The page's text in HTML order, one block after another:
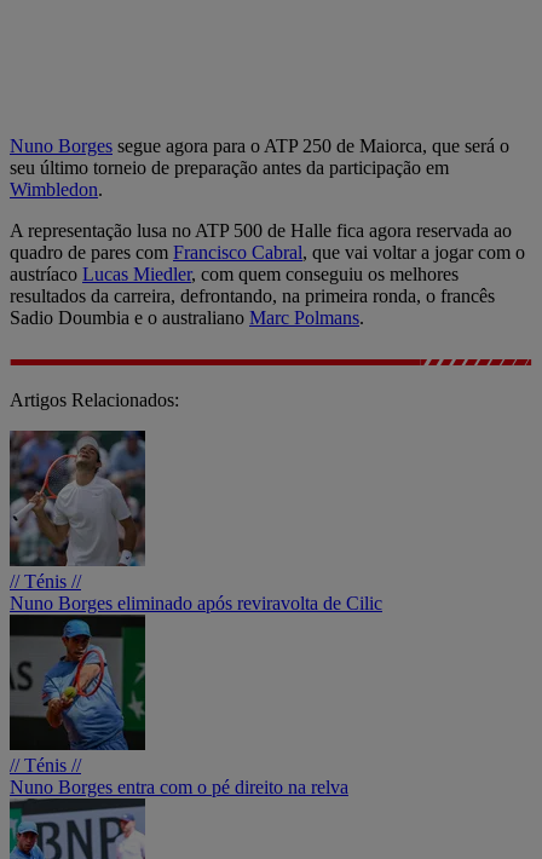
Nuno Borges segue agora para o ATP 250 de Maiorca, que será o
seu último torneio de preparação antes da participação em
Wimbledon.
A representação lusa no ATP 500 de Halle fica agora reservada ao
quadro de pares com Francisco Cabral, que vai voltar a jogar com o
austríaco Lucas Miedler, com quem conseguiu os melhores
resultados da carreira, defrontando, na primeira ronda, o francês
Sadio Doumbia e o australiano Marc Polmans.
Artigos Relacionados:
// Ténis //
Nuno Borges eliminado após reviravolta de Cilic
// Ténis //
Nuno Borges entra com o pé direito na relva